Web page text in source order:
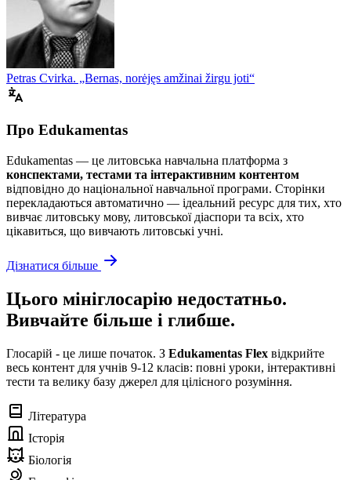
Petras Cvirka. „Bernas, norėjęs amžinai žirgu joti“
Про Edukamentas
Edukamentas — це литовська навчальна платформа з
конспектами, тестами та інтерактивним контентом
відповідно до національної навчальної програми. Сторінки
перекладаються автоматично — ідеальний ресурс для тих, хто
вивчає литовську мову, литовської діаспори та всіх, хто
цікавиться, що вивчають литовські учні.
Дізнатися більше
Цього мініглосарію недостатньо.
Вивчайте більше і глибше.
Глосарій - це лише початок. З Edukamentas Flex відкрийте
весь контент для учнів 9-12 класів: повні уроки, інтерактивні
тести та велику базу джерел для цілісного розуміння.
Література
Історія
Біологія